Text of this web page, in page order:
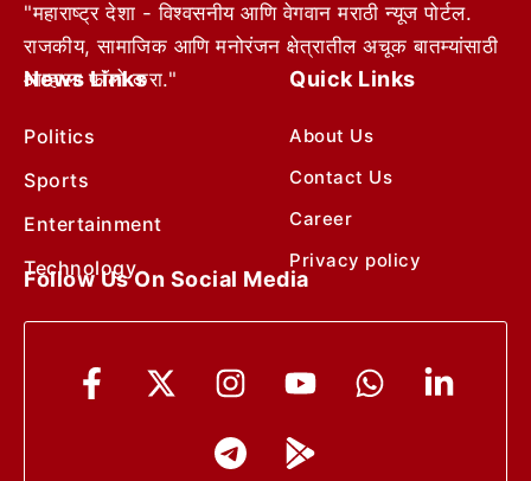
"महाराष्ट्र देशा - विश्वसनीय आणि वेगवान मराठी न्यूज पोर्टल.
राजकीय, सामाजिक आणि मनोरंजन क्षेत्रातील अचूक बातम्यांसाठी
आम्हाला फॉलो करा."
News Links
Politics
Sports
Entertainment
Technology
Quick Links
About Us
Contact Us
Career
Privacy policy
Follow Us On Social Media